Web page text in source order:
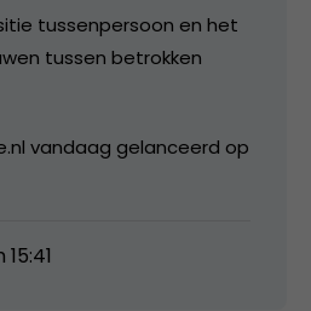
tussenpersoon en het
tussen betrokken
vandaag gelanceerd op